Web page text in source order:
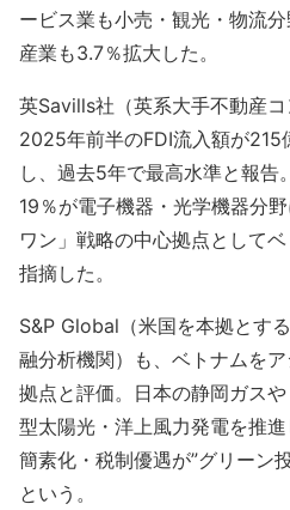
ービス業も小売・観光・物流
産業も3.7％拡大した。
英Savills社（英系大手不動産コ
2025年前半のFDI流入額が215
し、過去5年で最高水準と報告
19％が電子機器・光学機器分
ワン」戦略の中心拠点として
指摘した。
S&P Global（米国を本拠とす
融分析機関）も、ベトナムを
拠点と評価。日本の静岡ガス
型太陽光・洋上風力発電を推
簡素化・税制優遇が”グリーン
という。